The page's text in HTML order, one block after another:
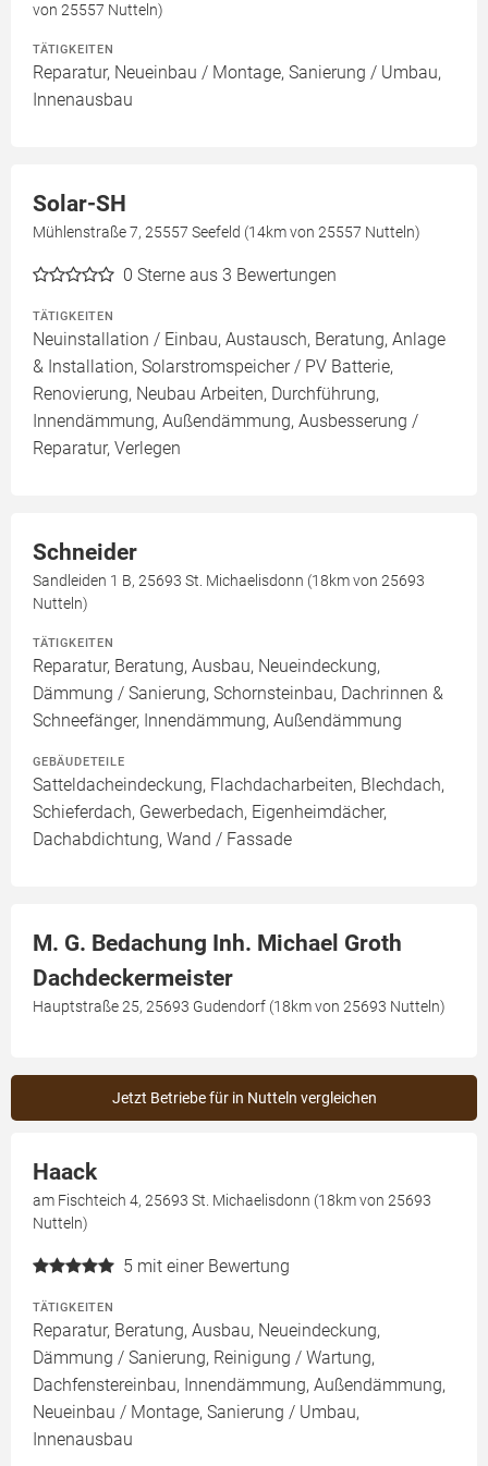
von 25557 Nutteln)
TÄTIGKEITEN
Reparatur, Neueinbau / Montage, Sanierung / Umbau,
Innenausbau
Solar-SH
Mühlenstraße 7, 25557 Seefeld (14km von 25557 Nutteln)
0 Sterne aus 3 Bewertungen
TÄTIGKEITEN
Neuinstallation / Einbau, Austausch, Beratung, Anlage
& Installation, Solarstromspeicher / PV Batterie,
Renovierung, Neubau Arbeiten, Durchführung,
Innendämmung, Außendämmung, Ausbesserung /
Reparatur, Verlegen
Schneider
Sandleiden 1 B, 25693 St. Michaelisdonn (18km von 25693
Nutteln)
TÄTIGKEITEN
Reparatur, Beratung, Ausbau, Neueindeckung,
Dämmung / Sanierung, Schornsteinbau, Dachrinnen &
Schneefänger, Innendämmung, Außendämmung
GEBÄUDETEILE
Satteldacheindeckung, Flachdacharbeiten, Blechdach,
Schieferdach, Gewerbedach, Eigenheimdächer,
Dachabdichtung, Wand / Fassade
M. G. Bedachung Inh. Michael Groth
Dachdeckermeister
Hauptstraße 25, 25693 Gudendorf (18km von 25693 Nutteln)
Jetzt Betriebe für in Nutteln vergleichen
Haack
am Fischteich 4, 25693 St. Michaelisdonn (18km von 25693
Nutteln)
5 mit einer Bewertung
TÄTIGKEITEN
Reparatur, Beratung, Ausbau, Neueindeckung,
Dämmung / Sanierung, Reinigung / Wartung,
Dachfenstereinbau, Innendämmung, Außendämmung,
Neueinbau / Montage, Sanierung / Umbau,
Innenausbau